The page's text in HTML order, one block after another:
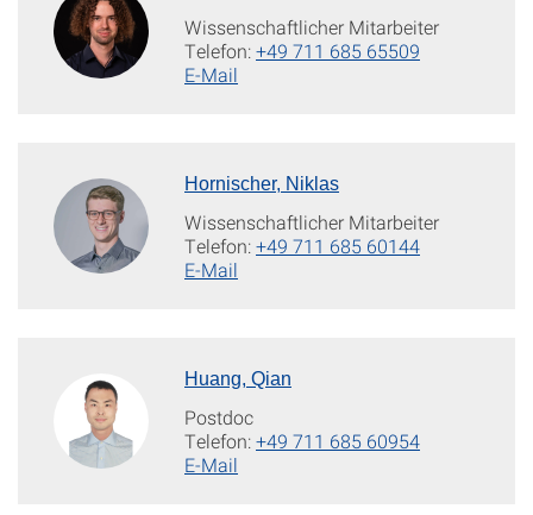
Wissenschaftlicher Mitarbeiter
Telefon:+49 711 685 65509
E-Mail
Hornischer, Niklas
Wissenschaftlicher Mitarbeiter
Telefon:+49 711 685 60144
E-Mail
Huang, Qian
Postdoc
Telefon:+49 711 685 60954
E-Mail